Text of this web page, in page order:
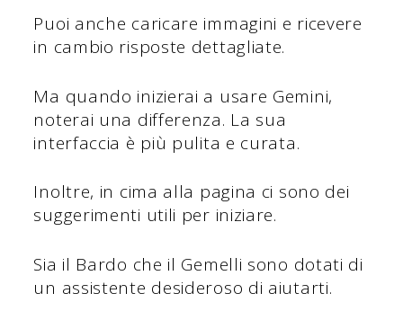
Puoi anche caricare immagini e ricevere
in cambio risposte dettagliate.
Ma quando inizierai a usare Gemini,
noterai una differenza. La sua
interfaccia è più pulita e curata.
Inoltre, in cima alla pagina ci sono dei
suggerimenti utili per iniziare.
Sia il Bardo che il Gemelli sono dotati di
un assistente desideroso di aiutarti.